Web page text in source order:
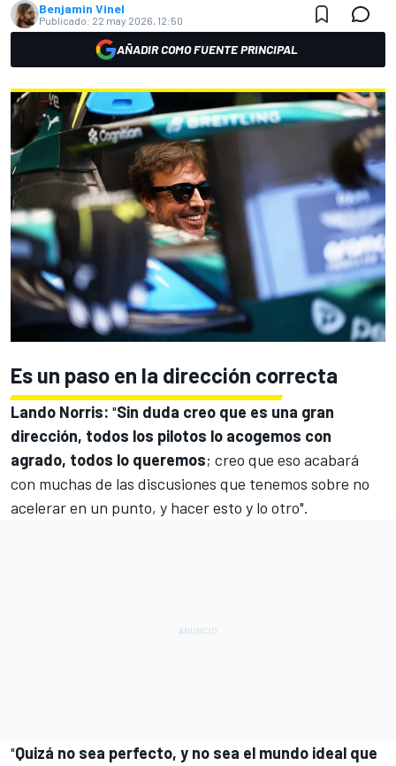
Benjamin Vinel
Publicado: 22 may 2026, 12:50
AÑADIR COMO FUENTE PRINCIPAL
Es un paso en la dirección correcta
Lando Norris: "Sin duda creo que es una gran
dirección, todos los pilotos lo acogemos con
agrado, todos lo queremos; creo que eso acabará
con muchas de las discusiones que tenemos sobre no
acelerar en un punto, y hacer esto y lo otro".
"Quizá no sea perfecto, y no sea el mundo ideal que